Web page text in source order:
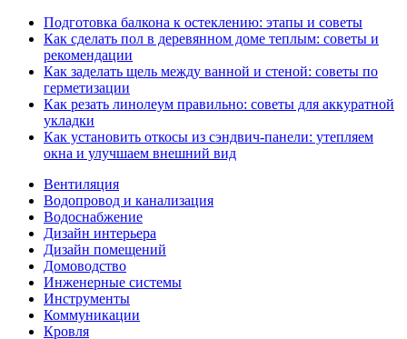
Подготовка балкона к остеклению: этапы и советы
Как сделать пол в деревянном доме теплым: советы и
рекомендации
Как заделать щель между ванной и стеной: советы по
герметизации
Как резать линолеум правильно: советы для аккуратной
укладки
Как установить откосы из сэндвич-панели: утепляем
окна и улучшаем внешний вид
Вентиляция
Водопровод и канализация
Водоснабжение
Дизайн интерьера
Дизайн помещений
Домоводство
Инженерные системы
Инструменты
Коммуникации
Кровля